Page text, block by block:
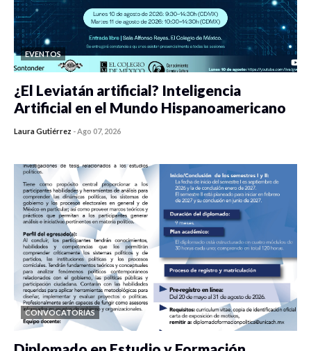
EVENTOS
¿El Leviatán artificial? Inteligencia
Artificial en el Mundo Hispanoamericano
Laura Gutiérrez -Ago 07, 2026
CONVOCATORIAS